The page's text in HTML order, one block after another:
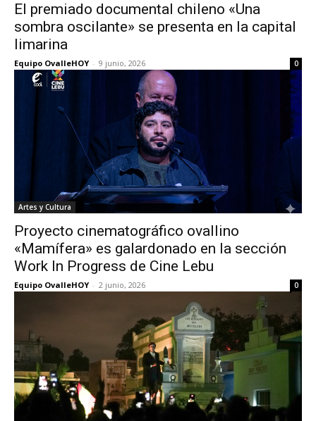
El premiado documental chileno «Una
sombra oscilante» se presenta en la capital
limarina
Equipo OvalleHOY - 9 junio, 2026 0
Artes y Cultura
Proyecto cinematográfico ovallino
«Mamífera» es galardonado en la sección
Work In Progress de Cine Lebu
Equipo OvalleHOY - 2 junio, 2026 0